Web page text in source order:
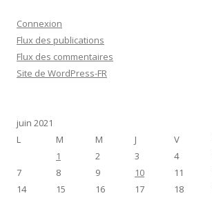
Connexion
Flux des publications
Flux des commentaires
Site de WordPress-FR
juin 2021
L
M M J V
1
2 3 4
7
8 9 10 11
14
15 16 17 18